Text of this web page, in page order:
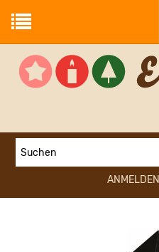
ANMELDEN